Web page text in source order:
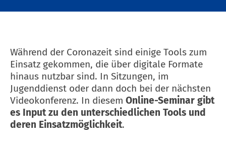
Während der Coronazeit sind einige Tools zum
Einsatz gekommen, die über digitale Formate
hinaus nutzbar sind. In Sitzungen, im
Jugenddienst oder dann doch bei der nächsten
Videokonferenz. In diesem Online-Seminar gibt
es Input zu den unterschiedlichen Tools und
deren Einsatzmöglichkeit.